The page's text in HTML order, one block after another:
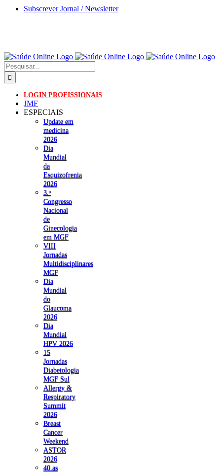
Skip
Subscrever Jornal / Newsletter
Pesquisar
LOGIN PROFISSIONAIS
JMF
ESPECIAIS
Update em
medicina
2026
Dia
Mundial
da
Esquizofrenia
2026
3.ᵒ
Congresso
Nacional
de
Ginecologia
em MGF
VIII
Jornadas
Multidisciplinares
MGF
Dia
Mundial
do
Glaucoma
2026
Dia
Mundial
HPV 2026
15
Jornadas
Diabetologia
MGF Sul
Allergy &
Respiratory
Summit
2026
Breast
Cancer
Weekend
ASTOR
2026
40.as